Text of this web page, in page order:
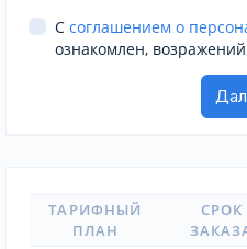
С соглашением о
ознакомлен,
ТАРИФНЫЙ
ПЛАН
СРОК